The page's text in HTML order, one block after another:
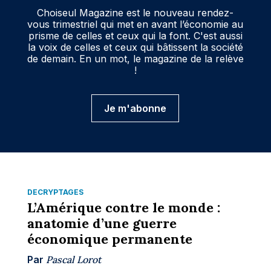
Choiseul Magazine est le nouveau rendez-
vous trimestriel qui met en avant l’économie au
prisme de celles et ceux qui la font. C'est aussi
la voix de celles et ceux qui bâtissent la société
de demain. En un mot, le magazine de la relève
!
Je m'abonne
DÉCRYPTAGES
L’Amérique contre le monde :
anatomie d’une guerre
économique permanente
Par Pascal Lorot